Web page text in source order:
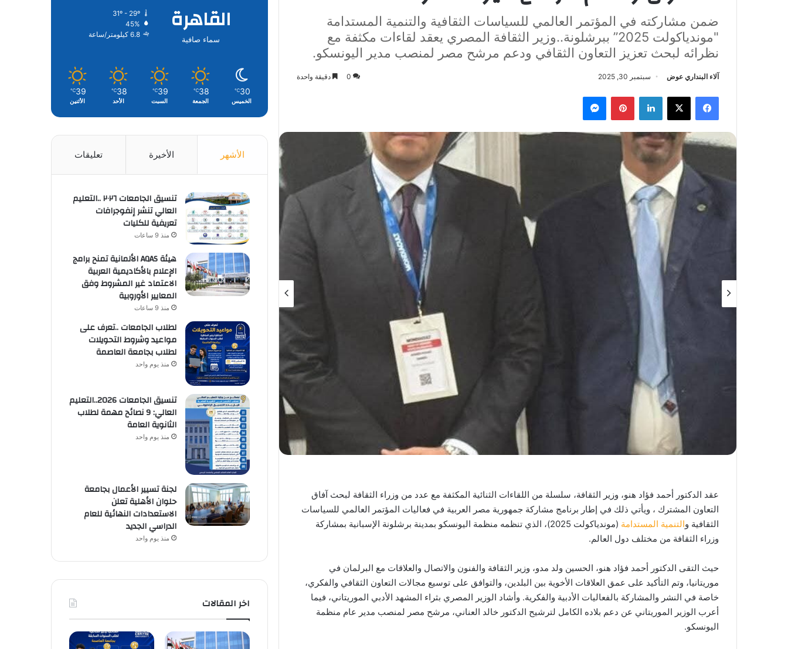
ضمن مشاركته في المؤتمر العالمي للسياسات الثقافية والتنمية المستدامة
"موندياكولت 2025” ببرشلونة..وزير الثقافة المصري يعقد لقاءات مكثفة مع
نظرائه لبحث تعزيز التعاون الثقافي ودعم مرشح مصر لمنصب مدير اليونسكو.
آلاء البنداري عوض سبتمبر 30, 2025 0 دقيقة واحدة
فيسبوك ‫X لينكدإن بينتيريستماسنجر
عقد الدكتور أحمد فؤاد هنو، وزير الثقافة، سلسلة من اللقاءات الثنائية المكثفة مع عدد من وزراء الثقافة لبحث آفاق
التعاون المشترك ، ويأتي ذلك في إطار برنامج مشاركة جمهورية مصر العربية في فعاليات المؤتمر العالمي للسياسات
الثقافية والتنمية المستدامة
(موندياكولت 2025)، الذي تنظمه منظمة اليونسكو بمدينة برشلونة الإسبانية بمشاركة
وزراء الثقافة من مختلف دول العالم.
حيث التقى الدكتور أحمد فؤاد هنو، الحسين ولد مدو، وزير الثقافة والفنون والاتصال والعلاقات مع البرلمان في
موريتانيا، وتم التأكيد على عمق العلاقات الأخوية بين البلدين، والتوافق على توسيع مجالات التعاون الثقافي والفكري،
خاصة في النشر والمشاركة بالفعاليات الأدبية والفكرية. وأشاد الوزير المصري بثراء المشهد الأدبي الموريتاني، فيما
أعرب الوزير الموريتاني عن دعم بلاده الكامل لترشيح الدكتور خالد العناني، مرشح مصر لمنصب مدير عام منظمة
اليونسكو.
القاهرة
سماء صافية
31º - 29º
45%
6.8 كيلومتر/ساعة
30
℃
الخميس
38
℃
الجمعة
39
℃
السبت
38
℃
الأحد
39
℃
الأثنين
الأشهر الأخيرة تعليقات
تنسيق الجامعات ٢٠٢٦ ..التعليم
العالي تنشر إنفوجرافات
تعريفية للكليات
منذ 9 ساعات
هيئة AQAS الألمانية تمنح برامج
الإعلام بالأكاديمية العربية
الاعتماد غير المشروط وفق
المعايير الأوروبية
منذ 9 ساعات
لطلاب الجامعات ..تعرف على
مواعيد وشروط التحويلات
لطلاب بجامعة العاصمة
منذ يوم واحد
تنسيق الجامعات 2026..التعليم
العالي: 9 نصائح مهمة لطلاب
الثانوية العامة
منذ يوم واحد
لجنة تسيير الأعمال بجامعة
حلوان الأهلية تعلن
الاستعدادات النهائية للعام
الدراسي الجديد
منذ يوم واحد
اخر المقالات